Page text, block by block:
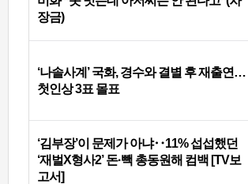
장금)
‘나솔사계’ 국화, 경수와 결별 후 재출연…
첫인상 3표 몰표
‘김부장’이 문제가 아냐‥11% 섭섭했던
‘재벌X형사2’ 돈·빽 총동원해 컴백 [TV보
고서]